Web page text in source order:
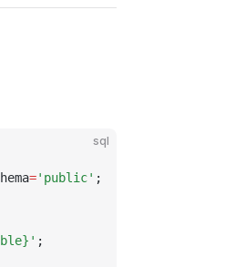
sql
='public' ;
;